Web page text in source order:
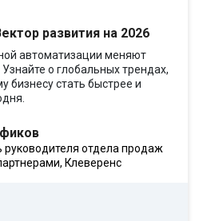
развития на 2026
автоматизации меняют
о глобальных трендах,
бизнесу стать быстрее и
руководителя отдела продаж
Клеверенс